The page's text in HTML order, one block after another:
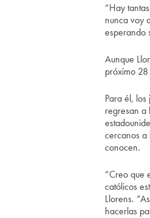
“Hay
nunca voy
esperando
Aunque
próximo
Para él,
regresan a
cercanos a
conocen.
“Creo que
católicos
Llorens.
hacerlas